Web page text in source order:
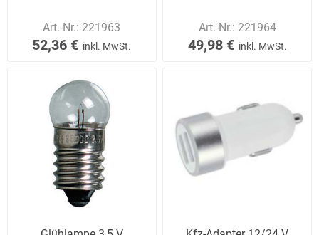
Art.-Nr.: 221963
52,36 € inkl. MwSt.
Art.-Nr.: 221964
49,98 € inkl. MwSt.